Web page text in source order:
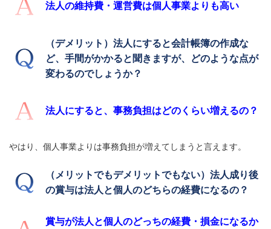
法人の維持費・運営費は個人事業よりも高い
（デメリット）法人にすると会計帳簿の作成な
ど、手間がかかると聞きますが、どのような点が
変わるのでしょうか？
法人にすると、事務負担はどのくらい増えるの？
やはり、個人事業よりは事務負担が増えてしまうと言えます。
（メリットでもデメリットでもない）法人成り後
の賞与は法人と個人のどちらの経費になるの？
賞与が法人と個人のどっちの経費・損金になるか